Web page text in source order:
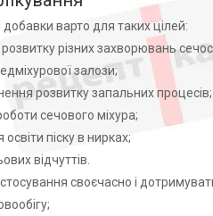
УМАНЬ
S.L.
и Здоровье,
(2)
Україна (1)
(1)
ООО УКРАИНА
(1)
(3)
кудрявой
(1)
(1)
(1)
(2)
добавки варто для таких цілей:
різних захворювань
залози;
розвитку запальних процесів;
сечового міхура;
піску в нирках;
відчуттів.
своєчасно і